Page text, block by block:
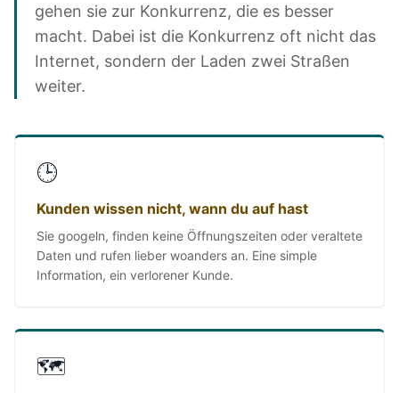
gehen sie zur Konkurrenz, die es besser
macht. Dabei ist die Konkurrenz oft nicht das
Internet, sondern der Laden zwei Straßen
weiter.
🕒
Kunden wissen nicht, wann du auf hast
Sie googeln, finden keine Öffnungszeiten oder veraltete
Daten und rufen lieber woanders an. Eine simple
Information, ein verlorener Kunde.
🗺️